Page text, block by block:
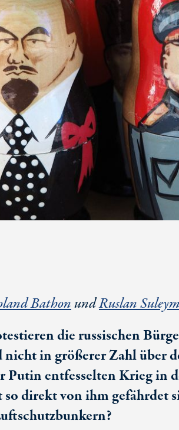
BathonundRuslan
die russischen
nicht in größerer Zahl über
Putin entfesselten Krieg in
direkt von ihm gefährdet